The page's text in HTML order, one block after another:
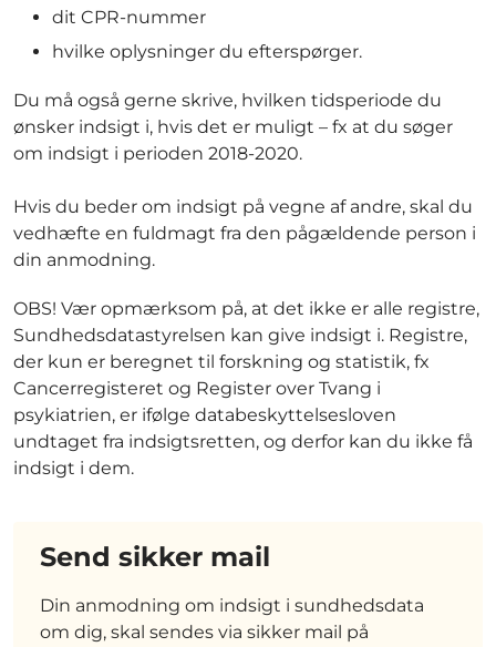
dit CPR-nummer
hvilke oplysninger du efterspørger.
Du må også gerne skrive, hvilken tidsperiode du
ønsker indsigt i, hvis det er muligt – fx at du søger
om indsigt i perioden 2018-2020.
Hvis du beder om indsigt på vegne af andre, skal du
vedhæfte en fuldmagt fra den pågældende person i
din anmodning.
OBS! Vær opmærksom på, at det ikke er alle registre,
Sundhedsdatastyrelsen kan give indsigt i. Registre,
der kun er beregnet til forskning og statistik, fx
Cancerregisteret og Register over Tvang i
psykiatrien, er ifølge databeskyttelsesloven
undtaget fra indsigtsretten, og derfor kan du ikke få
indsigt i dem.
Send sikker mail
Din anmodning om indsigt i sundhedsdata
om dig, skal sendes via sikker mail på